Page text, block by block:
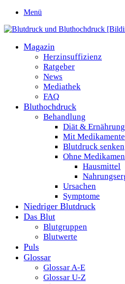
Menü
Magazin
Herzinsuffizienz
Ratgeber
News
Mediathek
FAQ
Bluthochdruck
Behandlung
Diät & Ernährung
Mit Medikamente
Blutdruck senken
Ohne
Hausmittel
Ursachen
Symptome
Niedriger Blutdruck
Das Blut
Blutgruppen
Blutwerte
Puls
Glossar
Glossar A-E
Glossar U-Z